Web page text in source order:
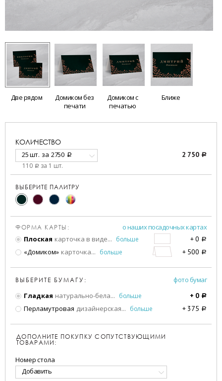
Две рядом
Домиком без
печати
Домиком с
печатью
Ближе
КОЛИЧЕСТВО
25 шт. за 2750 a
110 a за 1 шт.
2 750 a
ВЫБЕРИТЕ ПАЛИТРУ
ФОРМА КАРТЫ:
о наших посадочных картах
Плоская карточка в виде... больше + 0 a
«Домиком» карточка... больше + 500 a
ВЫБЕРИТЕ БУМАГУ:
фото бумаг
Гладкая натурально-бела... больше + 0 a
Перламутровая дизайнерская... больше + 375 a
ДОПОЛНИТЕ ПОКУПКУ СОПУТСТВУЮЩИМИ
ТОВАРАМИ:
Номер стола
Добавить